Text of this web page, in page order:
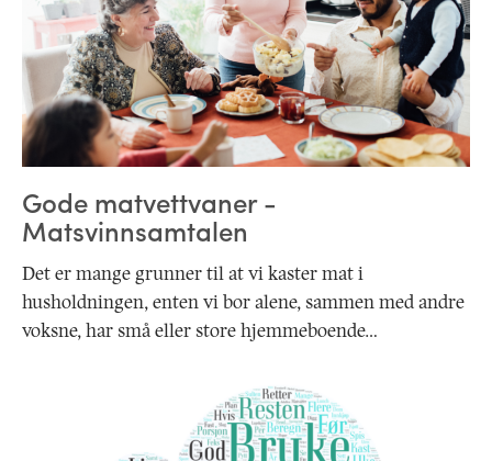
Gode matvettvaner -
Matsvinnsamtalen
Det er mange grunner til at vi kaster mat i
husholdningen, enten vi bor alene, sammen med andre
voksne, har små eller store hjemmeboende…